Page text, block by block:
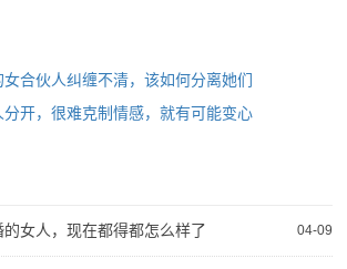
合伙人纠缠不清，该如何分离她们
分开，很难克制情感，就有可能变心
04-09
女人，现在都得都怎么样了